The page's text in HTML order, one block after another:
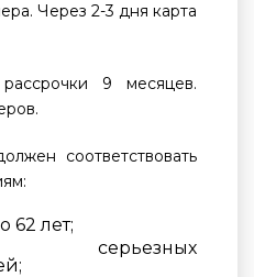
Через 2-3 дня карта
9 месяцев.
соответствовать
62 лет;
серьезных